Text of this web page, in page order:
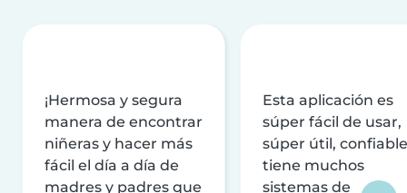
¡Hermosa y segura
manera de encontrar
niñeras y hacer más
fácil el día a día de
madres y padres que
Esta aplicación es
súper fácil de usar,
súper útil,
tiene muchos
sistemas de